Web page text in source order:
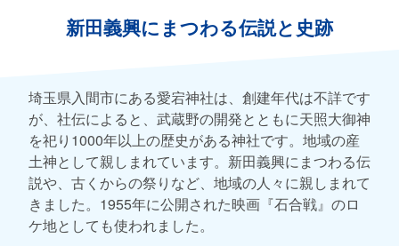
新田義興にまつわる伝説と史跡
埼玉県入間市にある愛宕神社は、創建年代は不詳です
が、社伝によると、武蔵野の開発とともに天照大御神
を祀り1000年以上の歴史がある神社です。地域の産
土神として親しまれています。新田義興にまつわる伝
説や、古くからの祭りなど、地域の人々に親しまれて
きました。1955年に公開された映画『石合戦』のロ
ケ地としても使われました。